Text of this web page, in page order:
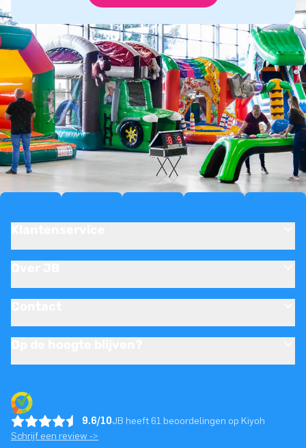
9.6/10JB heeft 61 beoordelingen op Kiyoh
Schrijf een review ->